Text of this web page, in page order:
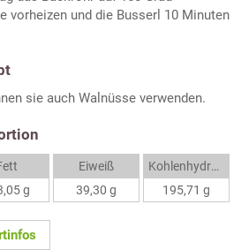
vorheizen und die Busserl 10 Minuten
sie auch Walnüsse verwenden.
g
Eiweiß
39,30 g
Kohlenhydrate
195,71 g